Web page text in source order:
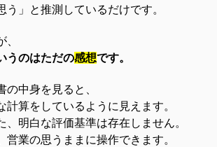
う」と推測しているだけです。
うのはただの感想です。
の中身を見ると、
計算をしているように見えます。
、明白な評価基準は存在しません。
営業の思うままに操作できます。